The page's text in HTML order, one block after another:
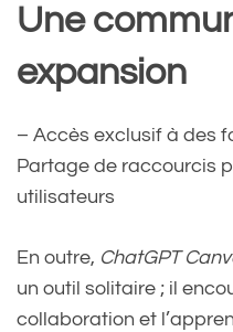
Une
expansion
– Accès exclusif à des
Partage de raccourcis
utilisateurs
En outre, ChatGPT
un outil solitaire ; il
collaboration et